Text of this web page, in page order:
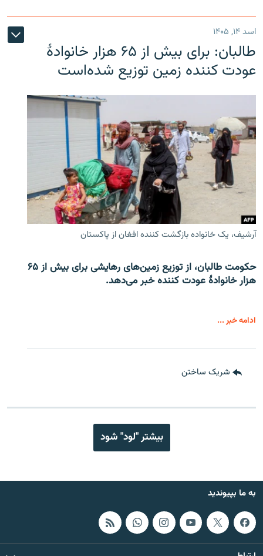
اسد ۱۴, ۱۴۰۵
طالبان: برای بیش از ۶۵ هزار خانوادۀ
عودت کننده زمین توزیع شده‌است
آرشیف، یک خانواده بازگشت کننده افغان از پاکستان
حکومت طالبان، از توزیع زمین‌های رهایشی برای بیش از ۶۵
هزار خانوادۀ عودت کننده خبر می‌دهد.
ادامه خبر ...
شریک ساختن
بیشتر "لود" شود
به ما بپیوندید